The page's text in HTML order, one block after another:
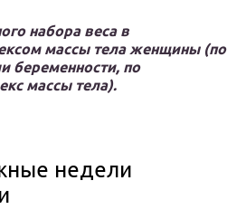
набора веса в
массы тела женщины (по
беременности, по
массы тела).
недели